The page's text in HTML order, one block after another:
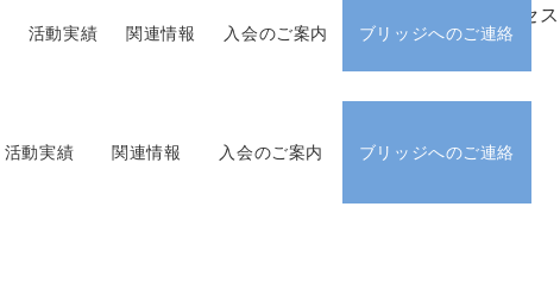
アクセス
活動実績 関連情報 入会のご案内 ブリッジへのご連絡
活動実績 関連情報 入会のご案内 ブリッジへのご連絡